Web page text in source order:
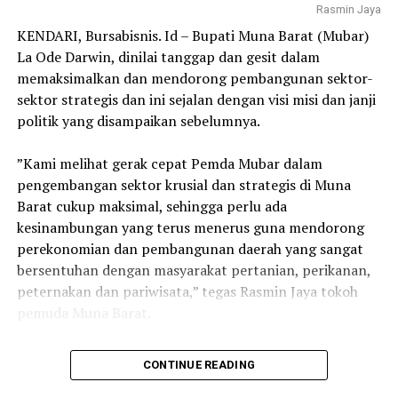
Editor: Ikas
Rasmin Jaya
KENDARI, Bursabisnis. Id – Bupati Muna Barat (Mubar)
La Ode Darwin, dinilai tanggap dan gesit dalam
memaksimalkan dan mendorong pembangunan sektor-
sektor strategis dan ini sejalan dengan visi misi dan janji
politik yang disampaikan sebelumnya.
‎”Kami melihat gerak cepat Pemda Mubar dalam
pengembangan sektor krusial dan strategis di Muna
Barat cukup maksimal, sehingga perlu ada
kesinambungan yang terus menerus guna mendorong
perekonomian dan pembangunan daerah yang sangat
bersentuhan dengan masyarakat pertanian, perikanan,
peternakan dan pariwisata,” tegas Rasmin Jaya tokoh
‎Apa lagi letak geografis wilayah Muna Barat yang sangat
strategis menjadikan 3 sektor tersebut sebagai bidang
CONTINUE READING